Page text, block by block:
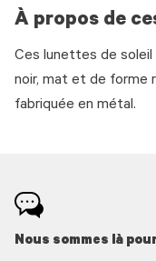
À propos de
Ces lunettes de
noir, mat et de forme
fabriquée en métal.
Nous sommes là